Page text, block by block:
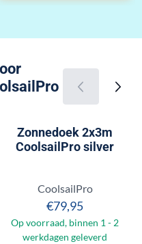
Zonnedoek 2x3m
CoolsailPro silver
Merk:
CoolsailPro
Prijs: 79,95
€79,95
Op voorraad, binnen 1 - 2
werkdagen geleverd